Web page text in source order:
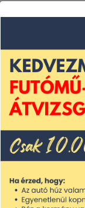
2025. május
2025. április
2025. március
2025. február
2025. január
2024. december
2024. október